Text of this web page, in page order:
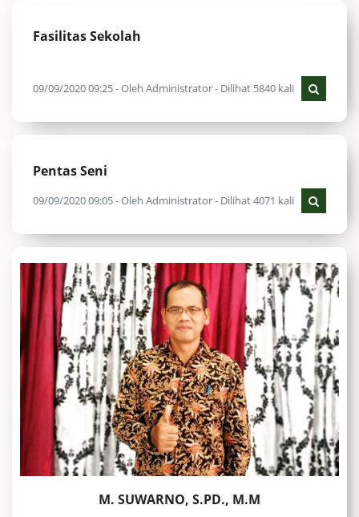
Fasilitas Sekolah
09/09/2020 09:25 - Oleh Administrator - Dilihat 5840 kali
Pentas Seni
09/09/2020 09:05 - Oleh Administrator - Dilihat 4071 kali
M. SUWARNO, S.PD., M.M